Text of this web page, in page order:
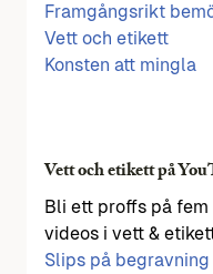
Framgångsrikt
Vett och etikett
Konsten att mingla
Vett och etikett på
Bli ett proffs på
videos i vett &
Slips på begravning